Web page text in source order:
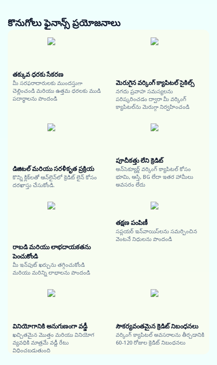
కొనుగోలు ఫైనాన్స్ప్రయోజనాలు
తక్కువ ధరకు సేకరణ
మీ సరఫరాదారులకు ముందస్తుగా
చెల్లించండి మరియు ఉత్తమ ధరలకు ముడి
పదార్థాలను పొందండి
మెరుగైన వర్కింగ్ క్యాపిటల్ సైకిల్స్
నగదు ప్రవాహ సమస్యలను
పరిష్కరించడం ద్వారా మీ వర్కింగ్
క్యాపిటల్‌ను మెరుగ్గా నిర్వహించండి
డిజిటల్ మరియు సరళీకృత ప్రక్రియ
కొన్ని క్లిక్‌లతో ఆన్‌లైన్‌లో క్రెడిట్ లైన్ కోసం
దరఖాస్తు చేసుకోండి.
పూచీకత్తు లేని క్రెడిట్
అన్‌సెక్యూర్డ్ వర్కింగ్ క్యాపిటల్ కోసం
భూమి, ఆస్తి, BG లేదా ఇతర హామీలు
అవసరం లేదు
రాబడి మరియు లాభదాయకతను
పెంచుకోండి
మీ ఇన్‌పుట్ ఖర్చును తగ్గించుకోండి
మరియు మరిన్ని లాభాలను పొందండి
తక్షణ పంపిణీ
సప్లయర్ ఇన్‌వాయిస్‌లను సమర్పించిన
వెంటనే నిధులను పొందండి
వినియోగానికి అనుగుణంగా వడ్డీ
ఖచ్చితమైన మొత్తం మరియు వినియోగ
వ్యవధికి మాత్రమే వడ్డీ రేటు
విధించబడుతుంది
సౌకర్యవంతమైన క్రెడిట్ నిబంధనలు
వర్కింగ్ క్యాపిటల్ అవసరాలను తీర్చడానికి
60-120 రోజుల క్రెడిట్ నిబంధనలు